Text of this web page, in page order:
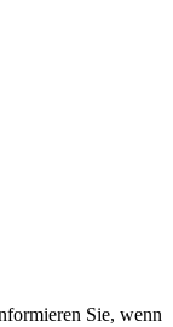
Sie, wenn